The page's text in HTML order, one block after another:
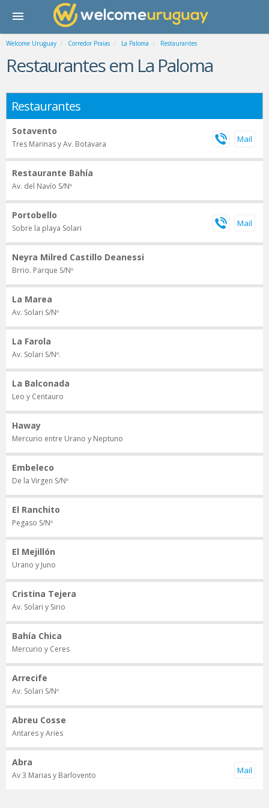
Welcome Uruguay Corredor Praias La Paloma Restaurantes
Restaurantes em La Paloma
Restaurantes
Sotavento
Tres Marinas y Av. Botavara
Restaurante Bahía
Av. del Navío S/Nº
Portobello
Sobre la playa Solari
Neyra Milred Castillo Deanessi
Brrio. Parque S/Nº
La Marea
Av. Solari S/Nº
La Farola
Av. Solari S/Nº.
La Balconada
Leo y Centauro
Haway
Mercurio entre Urano y Neptuno
Embeleco
De la Virgen S/Nº
El Ranchito
Pegaso S/Nº
El Mejillón
Urano y Juno
Cristina Tejera
Av. Solari y Sirio
Bahía Chica
Mercurio y Ceres
Arrecife
Av. Solari S/Nº
Abreu Cosse
Antares y Aries
Abra
Av 3 Marias y Barlovento